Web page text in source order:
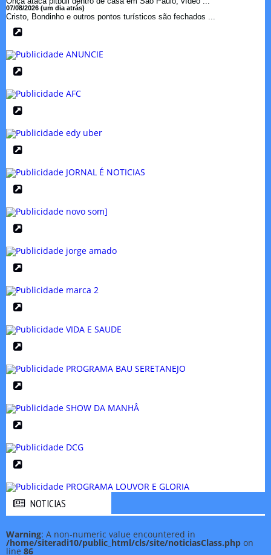
07/08/2026 (um dia atrás)
Cristo, Bondinho e outros pontos turísticos são fechados ...
NOTICIAS
Warning: A non-numeric value encountered in
/home/siteradi10/public_html/cls/site/noticiasClass.php on
line 86